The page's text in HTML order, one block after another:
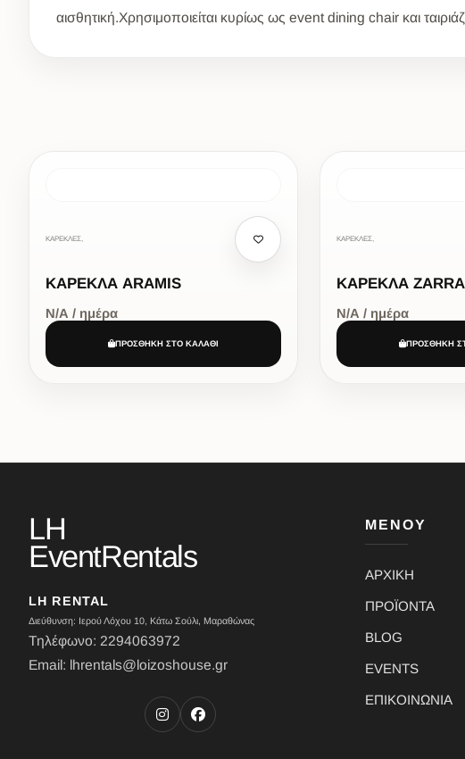
αισθητική.Χρησιμοποιείται κυρίως ως event dining chair και
ΚΑΡΕΚΛΕΣ,
ΚΑΡΕΚΛΑ ARAMIS
Ν/Α / ημέρα
ΠΡΟΣΘΗΚΗ ΣΤΟ ΚΑΛΑΘΙ
ΚΑΡΕΚΛΕΣ,
ΚΑΡΕΚΛΑ ZARRA
Ν/Α / ημέρα
ΠΡΟΣΘΗΚΗ
LH
EventRentals
LH RENTAL
Διεύθυνση: Ιερού Λόχου 10, Κάτω Σούλι, Μαραθώνας
Τηλέφωνο: 2294063972
Email: lhrentals@loizoshouse.gr
ΜΕΝΟΥ
ΑΡΧΙΚΗ
ΠΡΟΪΟΝΤΑ
BLOG
EVENTS
ΕΠΙΚΟΙΝΩΝΙΑ